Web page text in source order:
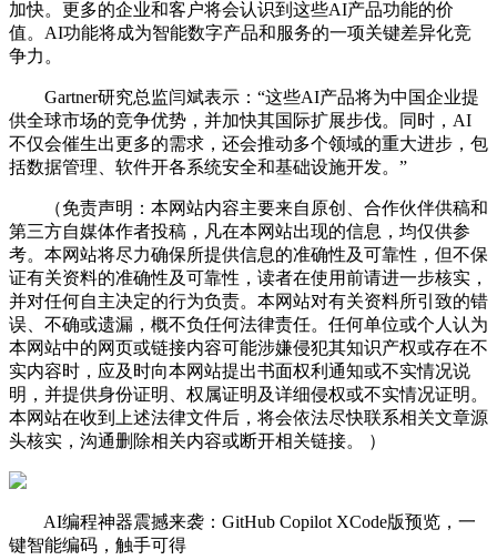
加快。更多的企业和客户将会认识到这些AI产品功能的价
值。AI功能将成为智能数字产品和服务的一项关键差异化竞
争力。
Gartner研究总监闫斌表示：“这些AI产品将为中国企业提
供全球市场的竞争优势，并加快其国际扩展步伐。同时，AI
不仅会催生出更多的需求，还会推动多个领域的重大进步，包
括数据管理、软件开各系统安全和基础设施开发。”
（免责声明：本网站内容主要来自原创、合作伙伴供稿和
第三方自媒体作者投稿，凡在本网站出现的信息，均仅供参
考。本网站将尽力确保所提供信息的准确性及可靠性，但不保
证有关资料的准确性及可靠性，读者在使用前请进一步核实，
并对任何自主决定的行为负责。本网站对有关资料所引致的错
误、不确或遗漏，概不负任何法律责任。任何单位或个人认为
本网站中的网页或链接内容可能涉嫌侵犯其知识产权或存在不
实内容时，应及时向本网站提出书面权利通知或不实情况说
明，并提供身份证明、权属证明及详细侵权或不实情况证明。
本网站在收到上述法律文件后，将会依法尽快联系相关文章源
头核实，沟通删除相关内容或断开相关链接。 ）
AI编程神器震撼来袭：GitHub Copilot XCode版预览，一
键智能编码，触手可得